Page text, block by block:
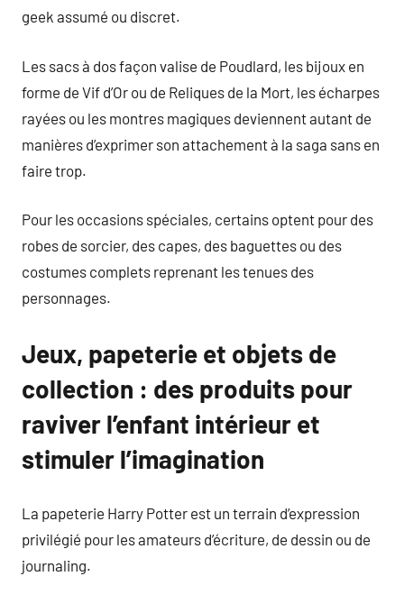
geek assumé ou discret.
Les sacs à dos façon valise de Poudlard, les bijoux en
forme de Vif d’Or ou de Reliques de la Mort, les écharpes
rayées ou les montres magiques deviennent autant de
manières d’exprimer son attachement à la saga sans en
faire trop.
Pour les occasions spéciales, certains optent pour des
robes de sorcier, des capes, des baguettes ou des
costumes complets reprenant les tenues des
personnages.
Jeux, papeterie et objets de
collection : des produits pour
raviver l’enfant intérieur et
stimuler l’imagination
La papeterie Harry Potter est un terrain d’expression
privilégié pour les amateurs d’écriture, de dessin ou de
journaling.